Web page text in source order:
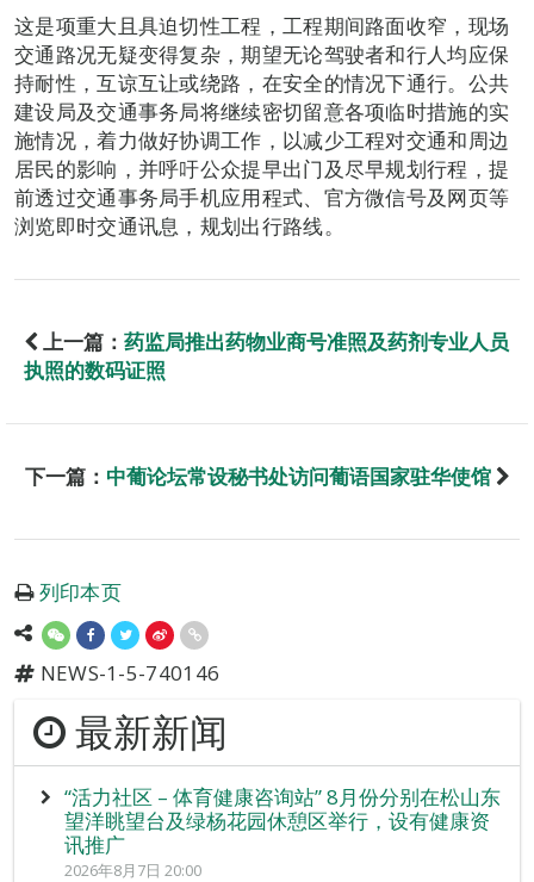
这是项重大且具迫切性工程，工程期间路面收窄，现场
交通路况无疑变得复杂，期望无论驾驶者和行人均应保
持耐性，互谅互让或绕路，在安全的情况下通行。公共
建设局及交通事务局将继续密切留意各项临时措施的实
施情况，着力做好协调工作，以减少工程对交通和周边
居民的影响，并呼吁公众提早出门及尽早规划行程，提
前透过交通事务局手机应用程式、官方微信号及网页等
浏览即时交通讯息，规划出行路线。
上一篇： 药监局推出药物业商号准照及药剂专业人员
执照的数码证照
下一篇： 中葡论坛常设秘书处访问葡语国家驻华使馆
列印本页
NEWS-1-5-740146
最新新闻
“活力社区 – 体育健康咨询站” 8月份分别在松山东
望洋眺望台及绿杨花园休憩区举行，设有健康资
讯推广
2026年8月7日 20:00